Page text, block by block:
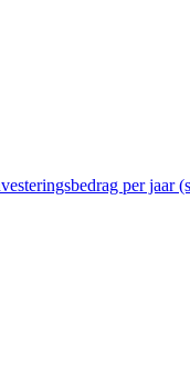
per jaar